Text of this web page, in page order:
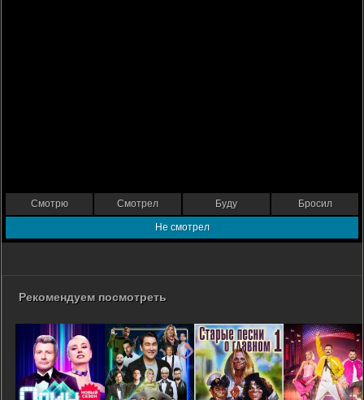
Смотрю Смотрел Буду Бросил
Не смотрел
Рекомендуем посмотреть